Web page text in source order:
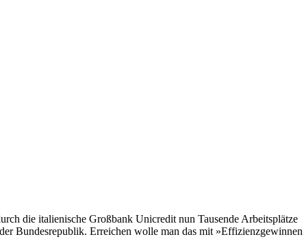
die italienische Großbank Unicredit nun Tausende Arbeitsplätze
Bundesrepublik. Erreichen wolle man das mit »Effizienzgewinnen